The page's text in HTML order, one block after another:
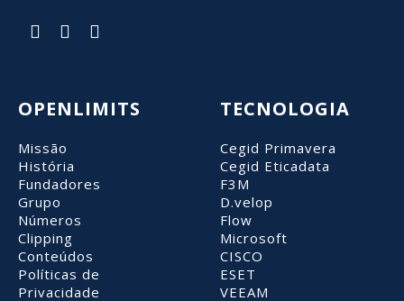
OPENLIMITS
Missão
História
Fundadores
Grupo
Números
Clipping
Conteúdos
Políticas de
Privacidade
TECNOLOGIA
Cegid Primavera
Cegid Eticadata
F3M
D.velop
Flow
Microsoft
CISCO
ESET
VEEAM